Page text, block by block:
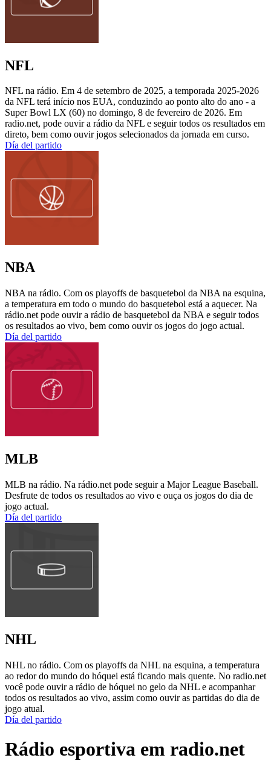
NFL
NFL na rádio. Em 4 de setembro de 2025, a temporada 2025-2026
da NFL terá início nos EUA, conduzindo ao ponto alto do ano - a
Super Bowl LX (60) no domingo, 8 de fevereiro de 2026. Em
radio.net, pode ouvir a rádio da NFL e seguir todos os resultados em
direto, bem como ouvir jogos selecionados da jornada em curso.
Día del partido
NBA
NBA na rádio. Com os playoffs de basquetebol da NBA na esquina,
a temperatura em todo o mundo do basquetebol está a aquecer. Na
rádio.net pode ouvir a rádio de basquetebol da NBA e seguir todos
os resultados ao vivo, bem como ouvir os jogos do jogo actual.
Día del partido
MLB
MLB na rádio. Na rádio.net pode seguir a Major League Baseball.
Desfrute de todos os resultados ao vivo e ouça os jogos do dia de
jogo actual.
Día del partido
NHL
NHL no rádio. Com os playoffs da NHL na esquina, a temperatura
ao redor do mundo do hóquei está ficando mais quente. No radio.net
você pode ouvir a rádio de hóquei no gelo da NHL e acompanhar
todos os resultados ao vivo, assim como ouvir as partidas do dia de
jogo atual.
Día del partido
Rádio esportiva em radio.net